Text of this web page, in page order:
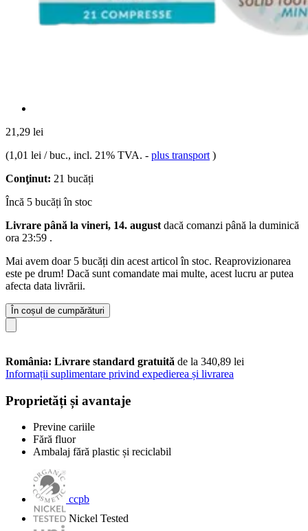
21,29 lei
(1,01 lei / buc., incl. 21% TVA. - plus transport )
Conţinut: 21 bucăți
Încă 5 bucăți în stoc
Livrare până la vineri, 14. august dacă comanzi până la duminică
ora 23:59 .
Mai avem doar 5 bucăți din acest articol în stoc. Reaprovizionarea
este pe drum! Dacă sunt comandate mai multe, acest lucru ar putea
afecta data livrării.
În coșul de cumpărături
România: Livrare standard gratuită de la 340,89 lei
Informații suplimentare privind expedierea și livrarea
Proprietăți și avantaje
Previne cariile
Fără fluor
Ambalaj fără plastic și reciclabil
ccpb
Nickel Tested